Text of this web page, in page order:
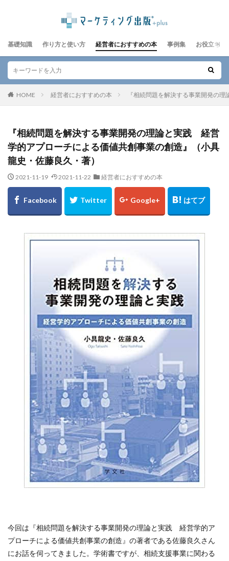
基礎知識 作り方と使い方 経営者におすすめの本 事例集 お役立ちレ
HOME 経営者におすすめの本 『相続問題を解決する事業開発の
『相続問題を解決する事業開発の理論と実践 経営
学的アプローチによる価値共創事業の創造』（小具
龍史・佐藤良久・著）
2021-11-19 2021-11-22 経営者におすすめの本
今回は『相続問題を解決する事業開発の理論と実践 経営学的ア
プローチによる価値共創事業の創造』の著者である佐藤良久さん
にお話を伺ってきました。学術書ですが、相続支援事業に関わる